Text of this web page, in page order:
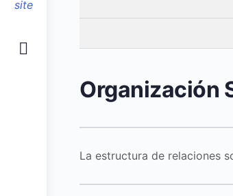
Organización
La estructura de relaciones